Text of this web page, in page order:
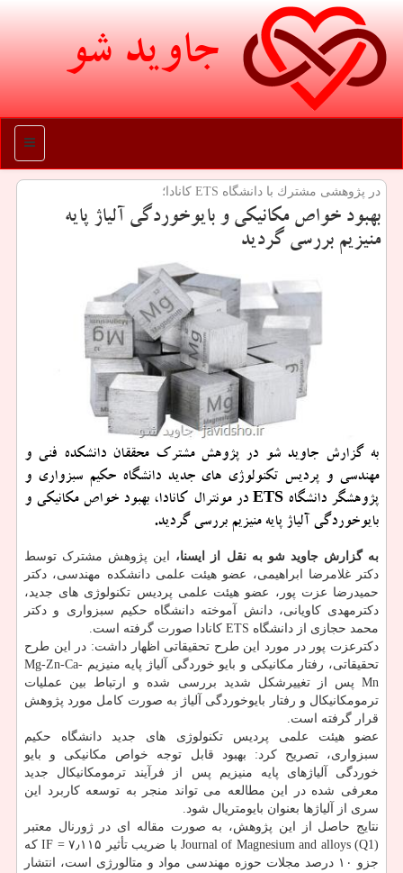
جاوید شو
منو
در پژوهشی مشترك با دانشگاه ETS كانادا؛
بهبود خواص مكانیكی و بایوخوردگی آلیاژ پایه
منیزیم بررسی گردید
به گزارش جاوید شو در پژوهش مشترک محققان دانشکده فنی و
مهندسی و پردیس تکنولوژی های جدید دانشگاه حکیم سبزواری و
پژوهشگر دانشگاه ETS در مونترال کانادا، بهبود خواص مکانیکی و
بایوخوردگی آلیاژ پایه منیزیم بررسی گردید.
به گزارش جاوید شو به نقل از ایسنا،
این پژوهش مشترک توسط
دکتر غلامرضا ابراهیمی، عضو هیئت علمی دانشکده مهندسی، دکتر
حمیدرضا عزت پور، عضو هیئت علمی پردیس تکنولوژی های جدید،
دکترمهدی کاویانی، دانش آموخته دانشگاه حکیم سبزواری و دکتر
محمد حجازی از دانشگاه ETS کانادا صورت گرفته است.
دکترعزت پور در مورد این طرح تحقیقاتی اظهار داشت: در این طرح
تحقیقاتی، رفتار مکانیکی و بایو خوردگی آلیاژ پایه منیزیم Mg-Zn-Ca-
Mn پس از تغییرشکل شدید بررسی شده و ارتباط بین عملیات
ترمومکانیکال و رفتار بایوخوردگی آلیاژ به صورت کامل مورد پژوهش
قرار گرفته است.
عضو هیئت علمی پردیس تکنولوژی های جدید دانشگاه حکیم
سبزواری، تصریح کرد: بهبود قابل توجه خواص مکانیکی و بایو
خوردگی آلیاژهای پایه منیزیم پس از فرآیند ترمومکانیکال جدید
معرفی شده در این مطالعه می تواند منجر به توسعه کاربرد این
سری از آلیاژها بعنوان بایومتریال شود.
نتایج حاصل از این پژوهش، به صورت مقاله ای در ژورنال معتبر
Journal of Magnesium and alloys (Q1) با ضریب تأثیر ۷٫۱۱۵ = IF که
جزو ۱۰ درصد مجلات حوزه مهندسی مواد و متالورژی است، انتشار